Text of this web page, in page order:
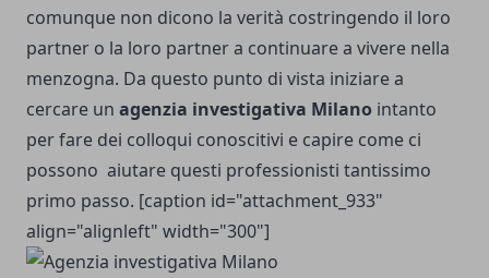
comunque non dicono la verità costringendo il loro
partner o la loro partner a continuare a vivere nella
menzogna. Da questo punto di vista iniziare a
cercare un agenzia investigativa Milano intanto
per fare dei colloqui conoscitivi e capire come ci
possono aiutare questi professionisti tantissimo
primo passo. [caption id="attachment_933"
align="alignleft" width="300"]